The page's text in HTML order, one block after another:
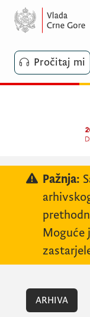
Pročitaj mi
Pažnja:
Moguće
ARHIVA